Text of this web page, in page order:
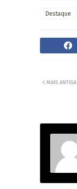
Destaque
MAIS ANTIGA